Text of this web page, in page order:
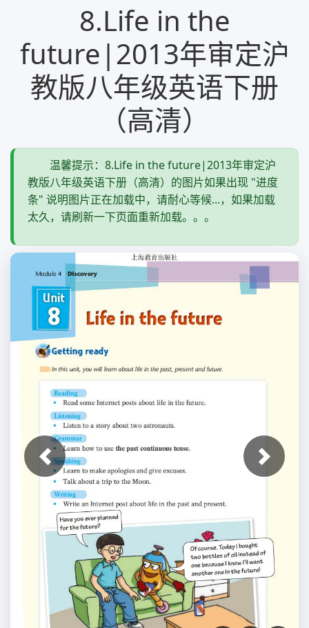
8.Life in the
future|2013年审定沪
教版八年级英语下册
（高清）
温馨提示：8.Life in the future|2013年审定沪
教版八年级英语下册（高清）的图片如果出现 "进度
条" 说明图片正在加载中，请耐心等候...，如果加载
太久，请刷新一下页面重新加载。。。
上一张 下一张